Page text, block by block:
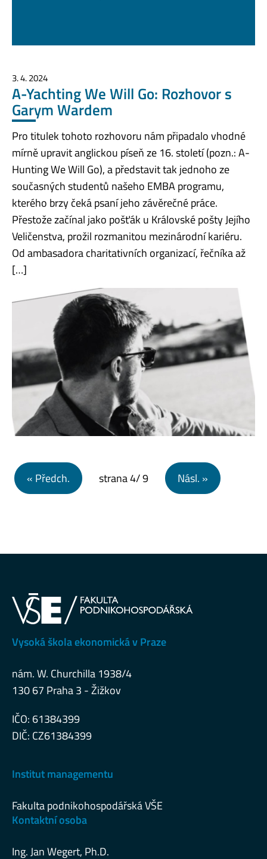
3. 4. 2024
A-Yachting We Will Go: Rozhovor s
Garym Wardem
Pro titulek tohoto rozhovoru nám připadalo vhodné
mírně upravit anglickou píseň ze 16. století (pozn.: A-
Hunting We Will Go), a představit tak jednoho ze
současných studentů našeho EMBA programu,
kterého brzy čeká psaní jeho závěrečné práce.
Přestože začínal jako pošťák u Královské pošty Jejího
Veličenstva, prožil rozmanitou mezinárodní kariéru.
Od ambasadora charitativních organizací, řečníka až
[…]
Navigace pro příspěvky
« Předch. strana4/ 9 Násl. »
Vysoká škola ekonomická v Praze
nám. W. Churchilla 1938/4
130 67 Praha 3 - Žižkov
IČO: 61384399
DIČ: CZ61384399
Institut managementu
Fakulta podnikohospodářská VŠE
Kontaktní osoba
Ing. Jan Wegert, Ph.D.